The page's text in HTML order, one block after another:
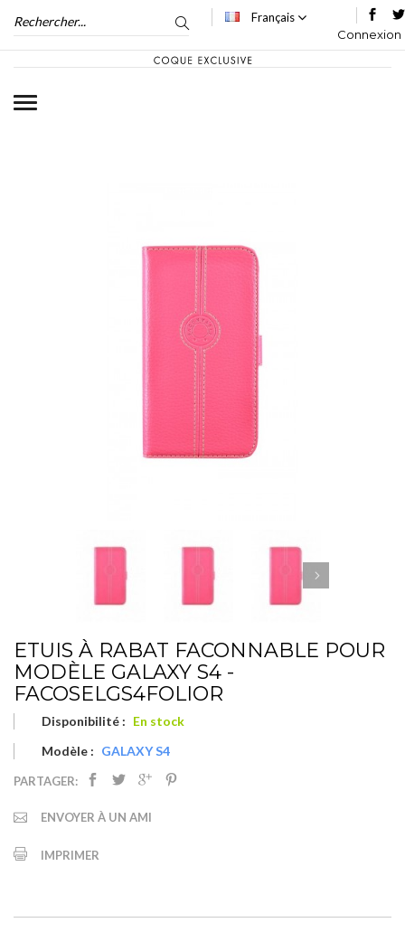
Français
Connexion
ETUIS À RABAT FACONNABLE POUR
MODÈLE GALAXY S4 -
FACOSELGS4FOLIOR
Disponibilité : En stock
Modèle : GALAXY S4
PARTAGER:
ENVOYER À UN AMI
IMPRIMER